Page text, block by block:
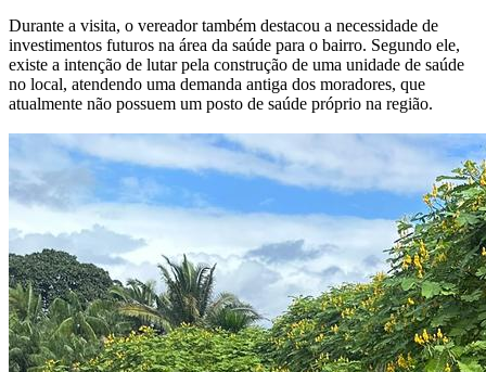
Durante a visita, o vereador também destacou a necessidade de
investimentos futuros na área da saúde para o bairro. Segundo ele,
existe a intenção de lutar pela construção de uma unidade de saúde
no local, atendendo uma demanda antiga dos moradores, que
atualmente não possuem um posto de saúde próprio na região.